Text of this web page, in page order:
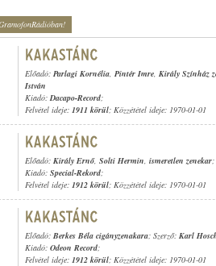
Előadó: Parlagi Kornélia, Pintér Imre, Király Színház
István
Kiadó:Dacapo-Record;
Felvétel ideje: 1911 körül; Közzététel ideje: 1970-01-01
Előadó: Király Ernő, Solti Hermin, ismeretlen zenekar;
Kiadó: Special-Rekord;
Felvétel ideje: 1912 körül; Közzététel ideje: 1970-01-01
Előadó: Berkes Béla cigányzenakara; Szerző: Karl
Kiadó: Odeon Record;
Felvétel ideje: 1912 körül; Közzététel ideje: 1970-01-01